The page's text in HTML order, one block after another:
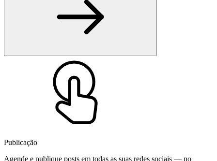
Publicação
Agende e publique posts em todas as suas redes sociais — no